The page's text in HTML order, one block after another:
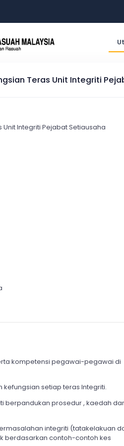
Teras Unit Integriti
Unit Integriti Pejabat Setiausaha
kompetensi pegawai-pegawai di
setiap teras Integriti.
berpandukan prosedur , kaedah
integriti (tatakelakuan
berdasarkan contoh-contoh kes